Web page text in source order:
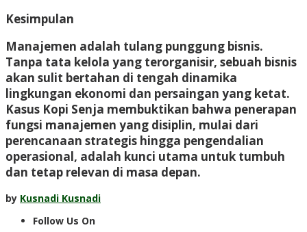
Kesimpulan
Manajemen adalah tulang punggung bisnis.
Tanpa tata kelola yang terorganisir, sebuah bisnis
akan sulit bertahan di tengah dinamika
lingkungan ekonomi dan persaingan yang ketat.
Kasus Kopi Senja membuktikan bahwa penerapan
fungsi manajemen yang disiplin, mulai dari
perencanaan strategis hingga pengendalian
operasional, adalah kunci utama untuk tumbuh
dan tetap relevan di masa depan.
by Kusnadi Kusnadi
Follow Us On